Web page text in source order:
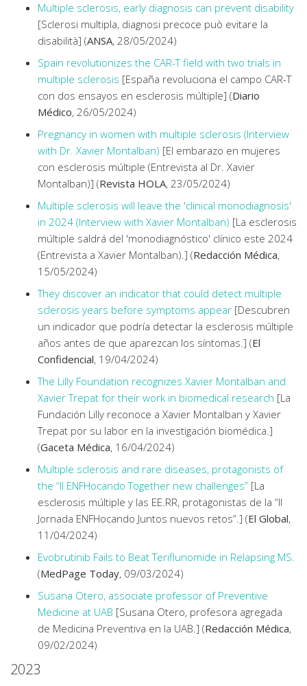
Multiple sclerosis, early diagnosis can prevent disability
[Sclerosi multipla, diagnosi precoce può evitare la
disabilità] (ANSA, 28/05/2024)
Spain revolutionizes the CAR-T field with two trials in
multiple sclerosis [España revoluciona el campo CAR-T
con dos ensayos en esclerosis múltiple] (Diario
Médico, 26/05/2024)
Pregnancy in women with multiple sclerosis (Interview
with Dr. Xavier Montalban) [El embarazo en mujeres
con esclerosis múltiple (Entrevista al Dr. Xavier
Montalban)] (Revista HOLA, 23/05/2024)
Multiple sclerosis will leave the 'clinical monodiagnosis'
in 2024 (Interview with Xavier Montalban) [La esclerosis
múltiple saldrá del 'monodiagnóstico' clínico este 2024
(Entrevista a Xavier Montalban).] (Redacción Médica,
15/05/2024)
They discover an indicator that could detect multiple
sclerosis years before symptoms appear [Descubren
un indicador que podría detectar la esclerosis múltiple
años antes de que aparezcan los síntomas.] (El
Confidencial, 19/04/2024)
The Lilly Foundation recognizes Xavier Montalban and
Xavier Trepat for their work in biomedical research [La
Fundación Lilly reconoce a Xavier Montalban y Xavier
Trepat por su labor en la investigación biomédica.]
(Gaceta Médica, 16/04/2024)
Multiple sclerosis and rare diseases, protagonists of
the “II ENFHocando Together new challenges” [La
esclerosis múltiple y las EE.RR, protagonistas de la “II
Jornada ENFHocando Juntos nuevos retos”.] (El Global,
11/04/2024)
Evobrutinib Fails to Beat Teriflunomide in Relapsing MS.
(MedPage Today, 09/03/2024)
Susana Otero, associate professor of Preventive
Medicine at UAB [Susana Otero, profesora agregada
de Medicina Preventiva en la UAB.] (Redacción Médica,
09/02/2024)
2023